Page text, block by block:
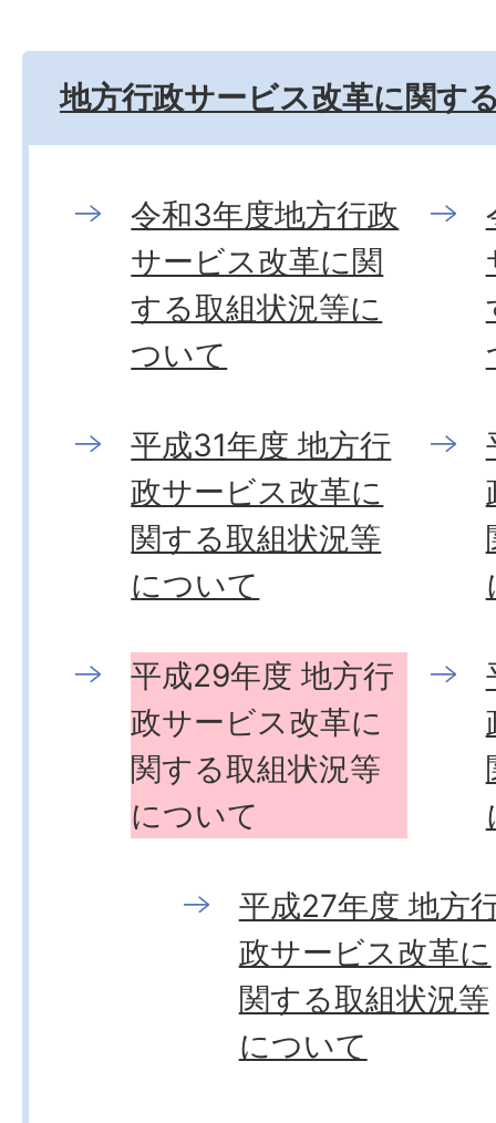
地方行政サービス改革に関す
令和3年度地方行政
サービス改革に関
する取組状況等に
ついて
平成31年度 地方行
政サービス改革に
関する取組状況等
について
平成29年度 地方行
政サービス改革に
関する取組状況等
について
平成27年度 地方
政サービス改革に
関する取組状況等
について